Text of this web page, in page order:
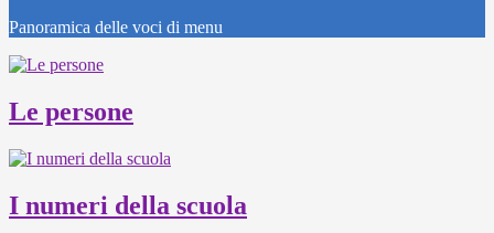
Panoramica delle voci di menu
Le persone
I numeri della scuola